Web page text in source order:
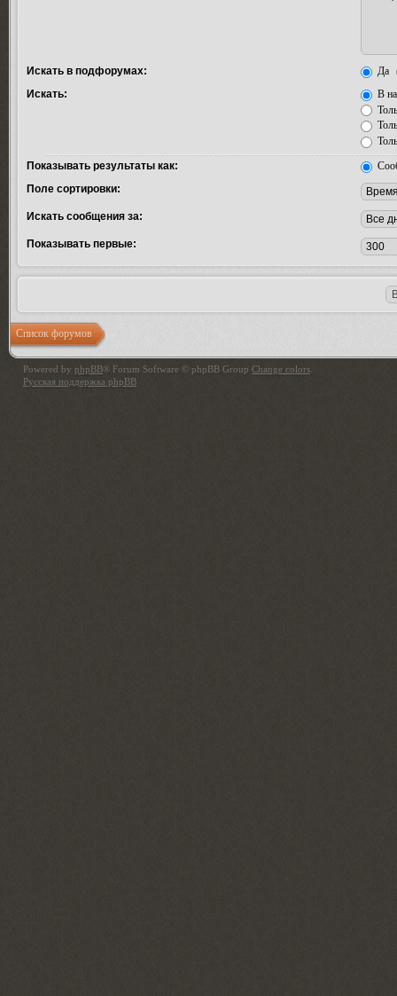
Искать в подфорумах:
Да
Искать:
В
Показывать результаты как:
Поле сортировки:
Искать сообщения за:
Показывать первые:
Список форумов
Powered by phpBB® Forum Software © phpBB Group Change colors
Русская поддержка phpBB